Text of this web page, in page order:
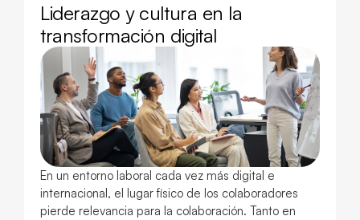
Liderazgo y cultura en la
transformación digital
En un entorno laboral cada vez más digital e
internacional, el lugar físico de los colaboradores
pierde relevancia para la colaboración. Tanto en